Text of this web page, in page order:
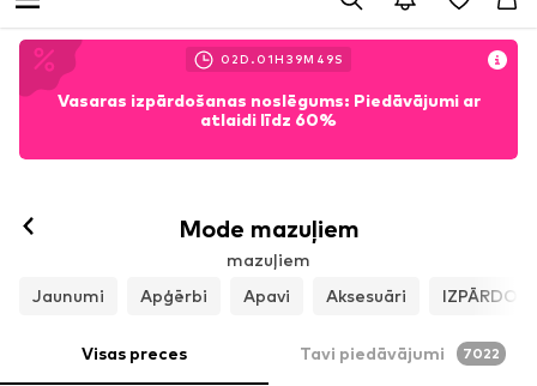
02D. 01H 39M 48S
Vasaras izpārdošanas noslēgums: Piedāvājumi ar
atlaidi līdz 60%
Mode mazuļiem
mazuļiem
Jaunumi
Apģērbi Apavi Aksesuāri
Visas preces Tavi piedāvājumi 7022